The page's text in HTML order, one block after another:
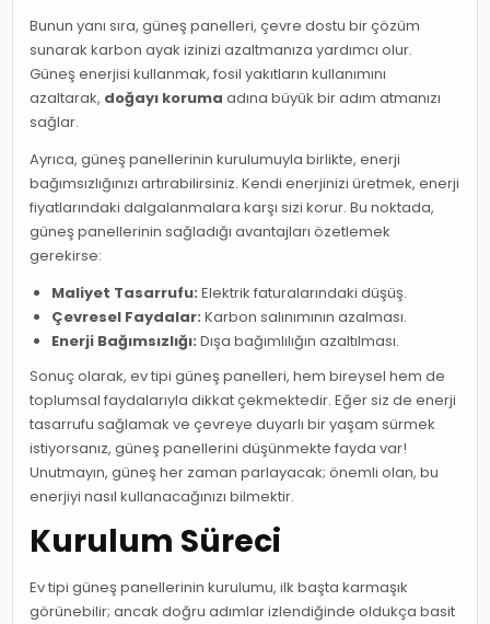
Bunun yanı sıra, güneş panelleri, çevre dostu bir çözüm
sunarak karbon ayak izinizi azaltmanıza yardımcı olur.
Güneş enerjisi kullanmak, fosil yakıtların kullanımını
azaltarak, doğayı koruma adına büyük bir adım atmanızı
sağlar.
Ayrıca, güneş panellerinin kurulumuyla birlikte, enerji
bağımsızlığınızı artırabilirsiniz. Kendi enerjinizi üretmek, enerji
fiyatlarındaki dalgalanmalara karşı sizi korur. Bu noktada,
güneş panellerinin sağladığı avantajları özetlemek
gerekirse:
Maliyet Tasarrufu: Elektrik faturalarındaki düşüş.
Çevresel Faydalar: Karbon salınımının azalması.
Enerji Bağımsızlığı: Dışa bağımlılığın azaltılması.
Sonuç olarak, ev tipi güneş panelleri, hem bireysel hem de
toplumsal faydalarıyla dikkat çekmektedir. Eğer siz de enerji
tasarrufu sağlamak ve çevreye duyarlı bir yaşam sürmek
istiyorsanız, güneş panellerini düşünmekte fayda var!
Unutmayın, güneş her zaman parlayacak; önemli olan, bu
enerjiyi nasıl kullanacağınızı bilmektir.
Kurulum Süreci
Ev tipi güneş panellerinin kurulumu, ilk başta karmaşık
görünebilir; ancak doğru adımlar izlendiğinde oldukça basit